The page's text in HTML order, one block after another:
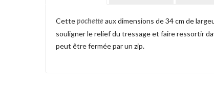
Cette pochette aux dimensions de 34 cm de
souligner le relief du tressage et faire ressortir
peut être fermée par un zip.